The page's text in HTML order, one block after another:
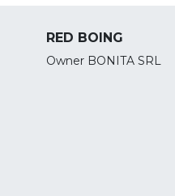
RED BOING
Owner BONITA SRL